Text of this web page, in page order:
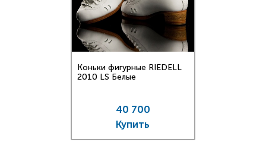
Коньки фигурные RIEDELL
2010 LS Белые
40 700
Купить